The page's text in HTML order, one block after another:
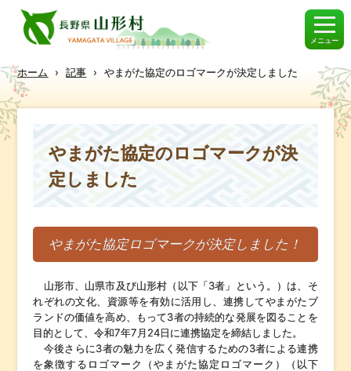
メニュー
ホーム › 記事 › やまがた協定のロゴマークが決定しました
やまがた協定のロゴマークが決
定しました
やまがた協定ロゴマークが決定しました！
山形市、山県市及び山形村（以下「3者」という。）は、そ
れぞれの文化、資源等を有効に活用し、連携してやまがたブ
ランドの価値を高め、もって3者の持続的な発展を図ることを
目的として、令和7年7月24日に連携協定を締結しました。
今後さらに3者の魅力を広く発信するための3者による連携
を象徴するロゴマーク（やまがた協定ロゴマーク）（以下